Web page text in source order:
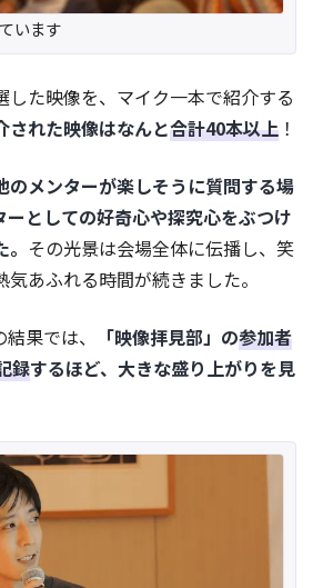
います
した映像を、マイク一本で紹介する
された映像はなんと合計40本以上 ！
のメンターが楽しそうに質問する場
ーとしての好奇心や探究心をぶつけ
その光景は会場全体に伝播し、笑
あふれる時間が続きました。
果では、 「映像拝見部」の参加者
録するほど、大きな盛り上がりを見